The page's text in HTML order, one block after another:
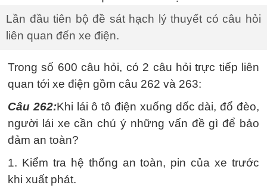
Lần đầu tiên bộ đề sát hạch lý thuyết có câu hỏi
liên quan đến xe điện.
Trong số 600 câu hỏi, có 2 câu hỏi trực tiếp liên
quan tới xe điện gồm câu 262 và 263:
Câu 262:Khi lái ô tô điện xuống dốc dài, đổ đèo,
người lái xe cần chú ý những vấn đề gì để bảo
đảm an toàn?
1. Kiểm tra hệ thống an toàn, pin của xe trước
khi xuất phát.